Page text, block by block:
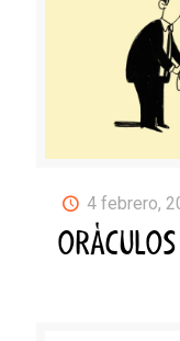
4 febrero,
ORÁCULOS